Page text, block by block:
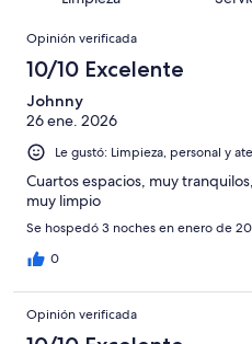
2425
Opiniones
Opinión verificada
10/10 Excelente
Johnny
26 ene. 2026
Le gustó: Limpieza, personal y
Cuartos espacios, muy
muy limpio
Se hospedó 3 noches en enero de
0
Opinión verificada